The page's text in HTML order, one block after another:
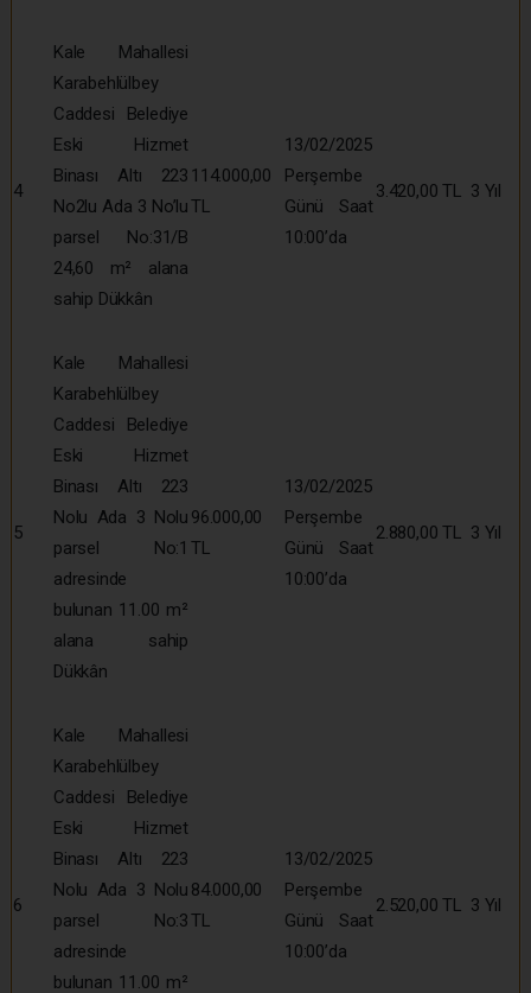
4
Kale Mahallesi
Karabehlülbey
Caddesi Belediye
Eski Hizmet
Binası Altı 223
No2lu Ada 3 No’lu
parsel No:31/B
24,60 m² alana
sahip Dükkân
114.000,00
TL
13/02/2025
Perşembe
Günü Saat
10:00’da
3.420,00 TL 3 Yıl
5
Kale Mahallesi
Karabehlülbey
Caddesi Belediye
Eski Hizmet
Binası Altı 223
Nolu Ada 3 Nolu
parsel No:1
adresinde
bulunan 11.00 m²
alana sahip
Dükkân
96.000,00
TL
13/02/2025
Perşembe
Günü Saat
10:00’da
2.880,00 TL 3 Yıl
6
Kale Mahallesi
Karabehlülbey
Caddesi Belediye
Eski Hizmet
Binası Altı 223
Nolu Ada 3 Nolu
parsel No:3
adresinde
bulunan 11.00 m²
84.000,00
TL
13/02/2025
Perşembe
Günü Saat
10:00’da
2.520,00 TL 3 Yıl